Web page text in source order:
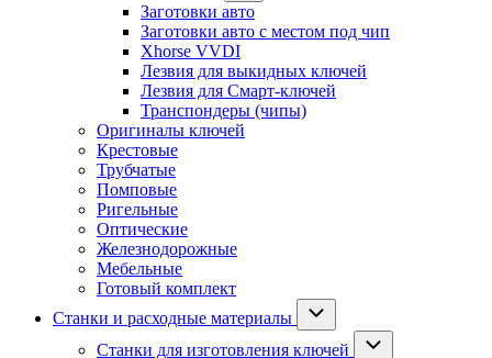
Заготовки авто
Заготовки авто с местом под чип
Xhorse VVDI
Лезвия для выкидных ключей
Лезвия для Смарт-ключей
Транспондеры (чипы)
Оригиналы ключей
Крестовые
Трубчатые
Помповые
Ригельные
Оптические
Железнодорожные
Мебельные
Готовый комплект
Станки и расходные материалы
Станки для изготовления ключей